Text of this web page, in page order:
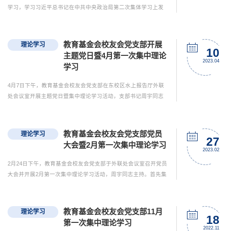
学习，学习习近平总书记在中共中央政治局第二次集体学习上发
要加快科技自立自强步伐，解决外国“卡脖子”问题。要健全新型举
国体制，强化国家战略科技力量，优化配置创新资源，使我国在
重要科技领域成为全球领跑者，在前沿交叉领域成为开拓者，力...
理论学习
教育基金会校友会党支部开展
主题党日暨4月第一次集中理论
学习
4月7日下午，教育基金会校友会党支部在东校区水上报告厅外联
处会议室开展主题党日暨集中理论学习活动，支部书记周宇同志
传部桂运安老师做主题为“如何做好媒体宣传”的分享报告。桂运安
老师首先对校友总会、教育基金会所发的新闻稿件进行了分析，
随后将新闻分为“亮点”、“民生”、“典型”和“会议”四个...
10
2023.04
理论学习
教育基金会校友会党支部党员
大会暨2月第一次集中理论学习
2月24日下午，教育基金会校友会党支部于外联处会议室召开党员
大会并开展2月第一次集中理论学习活动，周宇同志主持。首先集
局第三次集体学习上发表的重要讲话。学习完毕，党员同志们进
行了热烈的交流讨论。朱洪超同志表示，习近平总书记在讲话中
指出，要构筑国际基础研究合作平台，设立面向全球的科学研究
27
2023.02
理论学习
教育基金会校友会党支部11月
第一次集中理论学习
18
2022.11